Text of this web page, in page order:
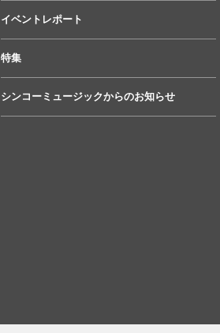
イベントレポート
特集
シンコーミュージックからのお知らせ